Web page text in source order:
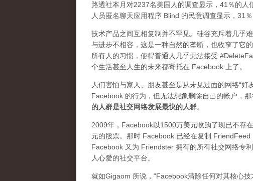
路透社本月对2237名美国人的调查显示，41％的
人员匿名聊天应用程序 Blind 的民意调查显示，31
技术产品之间互相复制并不罕见。硅谷充斥着几乎
与进步不相容，这是一种自然的垄断，也收窄了它
所有人的习惯，使得普通人几乎无法接受
个生活甚至人生的未来都寄托在 Facebook 上了。
人们害怕与家人、朋友甚至是从未见过面的网络“
Facebook 的行为，但无法想象删除自己的帐户，
的人群是社交网络发展最快的人群。
2009年，Facebook以1500万美元收购了现已不存
元的股票。那时 Facebook 已经在复制 FriendFeed
Facebook 又为 Friendster 拥有的所有社交网络专
人心爱的社交平台。
就如Gigaom 所说，“Facebook清除任何对其核心